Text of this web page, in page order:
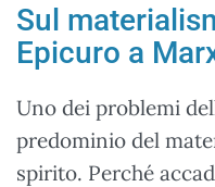
Sul
Epicuro a
Uno dei problemi
predominio del
spirito. Perché